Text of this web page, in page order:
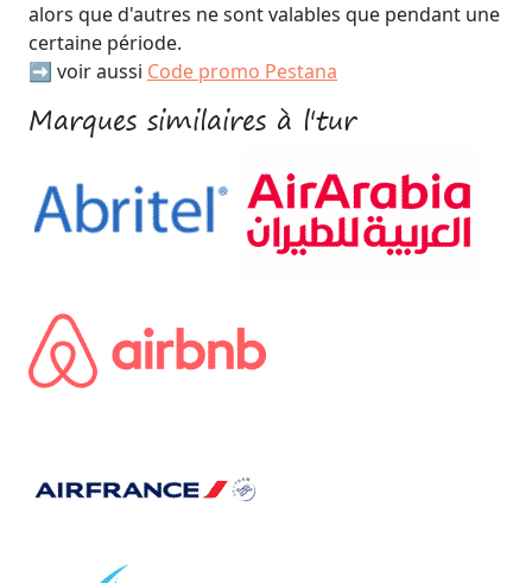
alors que d'autres ne sont valables que pendant une
certaine période.
➡️ voir aussi Code promo Pestana
Marques similaires à l'tur